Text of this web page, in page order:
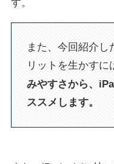
す。
また、今回紹介し
リットを生かすに
みやすさから、
ススメします。